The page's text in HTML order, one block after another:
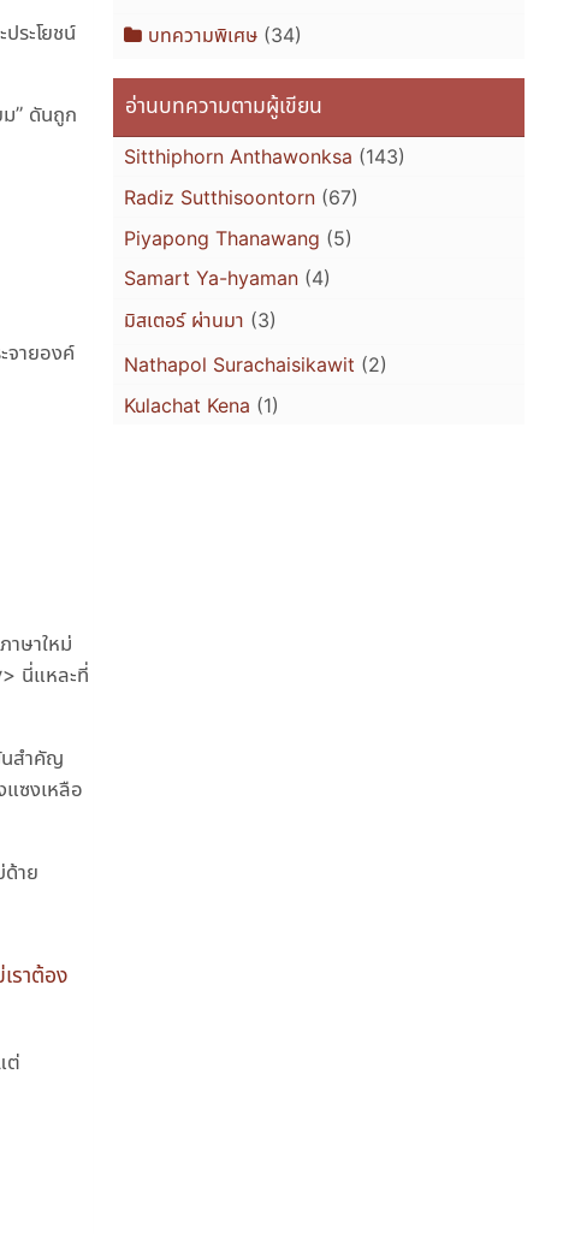
ระโยชน์
ม” ดันถูก
จายองค์
าษาใหม่
นี่แหละที่
นสำคัญ
แซงเหลือ
าย
เราต้อง
ต่
บทความพิเศษ (34)
อ่านบทความตามผู้เขียน
Sitthiphorn Anthawonksa (143)
Radiz Sutthisoontorn (67)
Piyapong Thanawang (5)
Samart Ya-hyaman (4)
มิสเตอร์ ผ่านมา (3)
Nathapol Surachaisikawit (2)
Kulachat Kena (1)